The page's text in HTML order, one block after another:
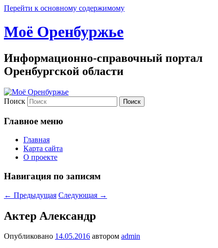
Перейти к основному содержимому
Моё Оренбуржье
Информационно-справочный портал
Оренбургской области
Поиск
Главное меню
Главная
Карта сайта
О проекте
Навигация по записям
← Предыдущая Следующая →
Актер Александр
Опубликовано 14.05.2016 автором admin